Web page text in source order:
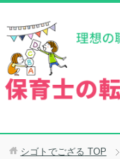
シゴトでござる TOP